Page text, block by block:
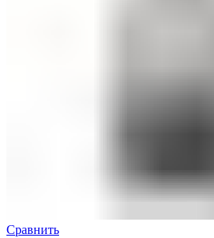
Сравнить